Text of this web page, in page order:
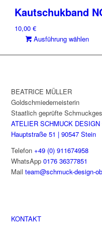
Kautschukband
10,00€
Ausführung wählen
BEATRICE MÜLLER
Goldschmiedemeisterin
Staatlich geprüfte
ATELIER SCHMUCK
Hauptstraße 51 | 90547 Stein
Telefon+49 (0) 911674958
WhatsApp0176 36377851
Mailteam@schmuck-design-
KONTAKT